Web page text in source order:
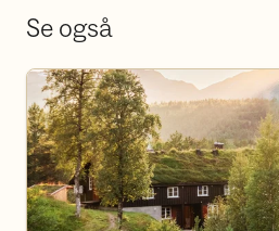
Se også
Bestill overnatting på hyttene